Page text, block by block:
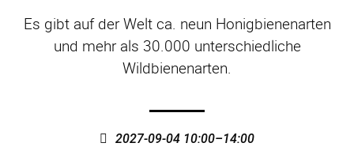
Es gibt auf der Welt ca. neun Honigbienenarten
und mehr als 30.000 unterschiedliche
Wildbienenarten.
2027-09-04 10:00–14:00